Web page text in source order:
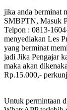
jika anda berminat
SMBPTN, Masuk
Telpon : 0813-
menyediakan Les
yang berminat
jadi Jika Pengajar
maka akan
Rp.15.000,-
Untuk permintaan